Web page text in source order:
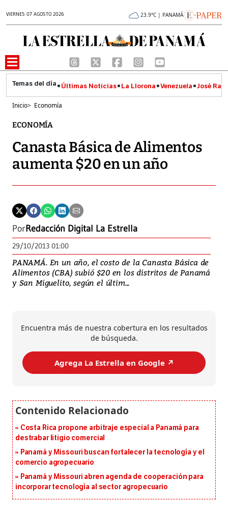
VIERNES 07 AGOSTO 2026 23.9°C | PANAMÁ
Últimas Noticias La Llorona Venezuela José
Inicio> Economía
ECONOMÍA
Canasta Básica de Alimentos
aumenta $20 en un año
PorRedacción Digital La Estrella
29/10/2013 01:00
PANAMÁ. En un año, el costo de la Canasta Básica de
Alimentos (CBA) subió $20 en los distritos de Panamá
y San Miguelito, según el últim...
Encuentra más de nuestra cobertura en los resultados
de búsqueda.
Agrega La Estrella en Google ↗️
Costa Rica propone arbitraje especial a Panamá para
destrabar litigio comercial
Panamá y Missouri buscan fortalecer la tecnología y el
comercio agropecuario
Panamá y Missouri abren agenda de cooperación para
incorporar tecnología al sector agropecuario